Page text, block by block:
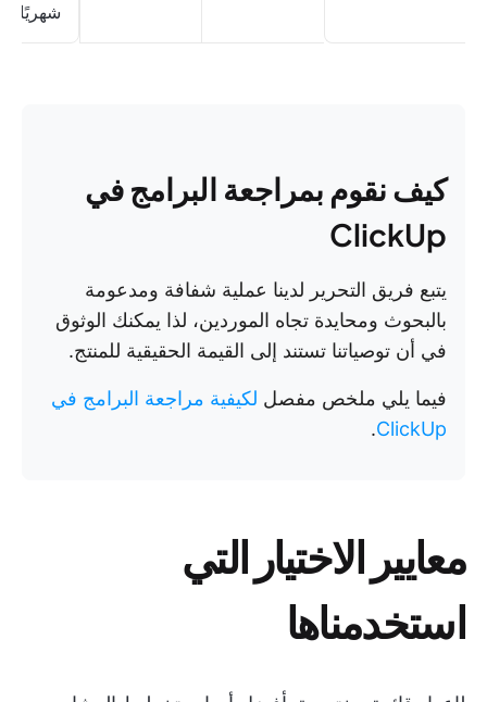
شهريًا
كيف نقوم بمراجعة البرامج في
ClickUp
يتبع فريق التحرير لدينا عملية شفافة ومدعومة
بالبحوث ومحايدة تجاه الموردين، لذا يمكنك الوثوق
في أن توصياتنا تستند إلى القيمة الحقيقية للمنتج.
فيما يلي ملخص مفصل لكيفية مراجعة البرامج في
ClickUp
.
معايير الاختيار التي
استخدمناها